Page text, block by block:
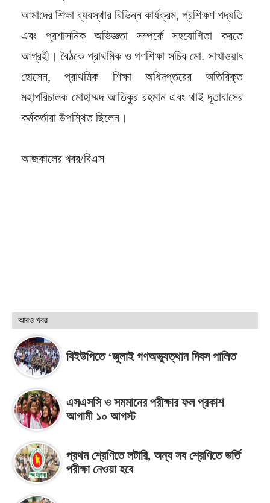
আমাদের শিক্ষা ব্যবস্থার বিভিন্ন কার্যক্রম, প্রশিক্ষণ পদ্ধতি
এবং প্রশাসনিক অভিজ্ঞতা সম্পর্কে সহযোগিতা করতে
আগ্রহী। বৈঠকে প্রাথমিক ও গণশিক্ষা সচিব মো. সাখাওয়াৎ
হোসেন, প্রাথমিক শিক্ষা অধিদপ্তরের অতিরিক্ত
মহাপরিচালক মোহাম্মদ আতিকুর রহমান এবং থাই দূতাবাসের
কর্মকর্তারা উপস্থিত ছিলেন।
আজকালের খবর/বিএস
আরও খবর
বিইউপিতে ‘জুলাই গণঅভ্যুত্থান দিবস পালিত
এসএসসি ও সমমানের পরীক্ষার ফল প্রকাশ
আগামী ১০ আগস্ট
প্রথম শ্রেণিতে লটারি, অন্য সব শ্রেণিতে ভর্তি
পরীক্ষা নেওয়া হবে